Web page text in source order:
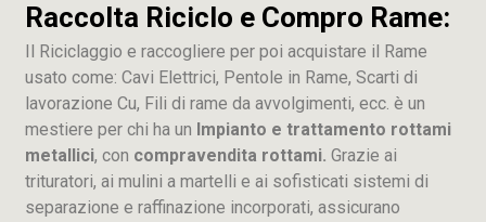
Raccolta Riciclo e Compro Rame:
Il Riciclaggio e raccogliere per poi acquistare il Rame
usato come: Cavi Elettrici, Pentole in Rame, Scarti di
lavorazione Cu, Fili di rame da avvolgimenti, ecc. è un
mestiere per chi ha un Impianto e trattamento rottami
metallici, con compravendita rottami. Grazie ai
trituratori, ai mulini a martelli e ai sofisticati sistemi di
separazione e raffinazione incorporati, assicurano